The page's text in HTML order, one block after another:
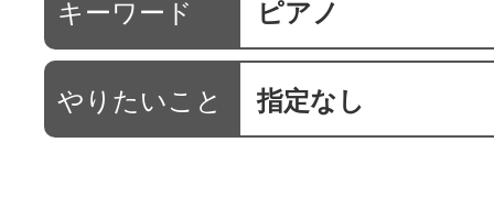
駅・路線か
通信講座を
キーワード ピアノ
やりたいこと 指定なし